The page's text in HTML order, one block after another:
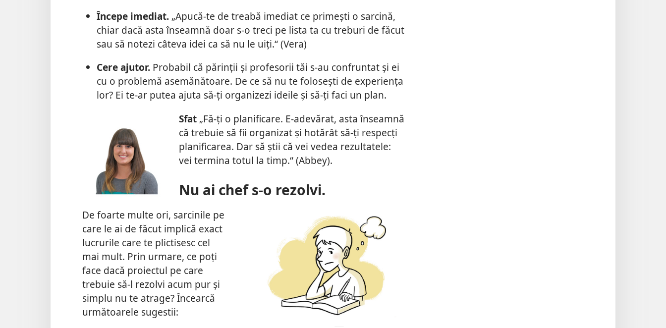
Începe imediat.„Apucă-te de treabă imediat ce primești o sarcină,
chiar dacă asta înseamnă doar s-o treci pe lista ta cu treburi de făcut
sau să notezi câteva idei ca să nu le uiți.“ (Vera)
Cere ajutor.Probabil că părinții și profesorii tăi s-au confruntat și ei
cu o problemă asemănătoare. De ce să nu te folosești de experiența
lor? Ei te-ar putea ajuta să-ți organizezi ideile și să-ți faci un plan.
Sfat „Fă-ți o planificare. E-adevărat, asta înseamnă
că trebuie să fii organizat și hotărât să-ți respecți
planificarea. Dar să știi că vei vedea rezultatele:
vei termina totul la timp.“ (Abbey).
Nu ai chef s-o rezolvi.
De foarte multe ori, sarcinile pe
care le ai de făcut implică exact
lucrurile care te plictisesc cel
mai mult. Prin urmare, ce poți
face dacă proiectul pe care
trebuie să-l rezolvi acum pur și
simplu nu te atrage? Încearcă
următoarele sugestii: